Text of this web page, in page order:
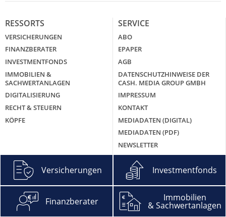
RESSORTS
VERSICHERUNGEN
FINANZBERATER
INVESTMENTFONDS
IMMOBILIEN &
SACHWERTANLAGEN
DIGITALISIERUNG
RECHT & STEUERN
KÖPFE
SERVICE
ABO
EPAPER
AGB
DATENSCHUTZHINWEISE DER
CASH. MEDIA GROUP GMBH
IMPRESSUM
KONTAKT
MEDIADATEN (DIGITAL)
MEDIADATEN (PDF)
NEWSLETTER
ÜBER UNS
CASH. GROUNDING PAGE
MEHR CASH.
CASH. EXTRA
Versicherungen Investmentfonds
Finanzberater Immobilien
& Sachwertanlagen